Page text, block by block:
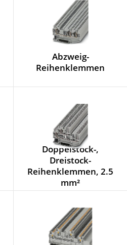
Abzweig-
Reihenklemmen
Doppelstock-,
Dreistock-
Reihenklemmen, 2.5
mm²